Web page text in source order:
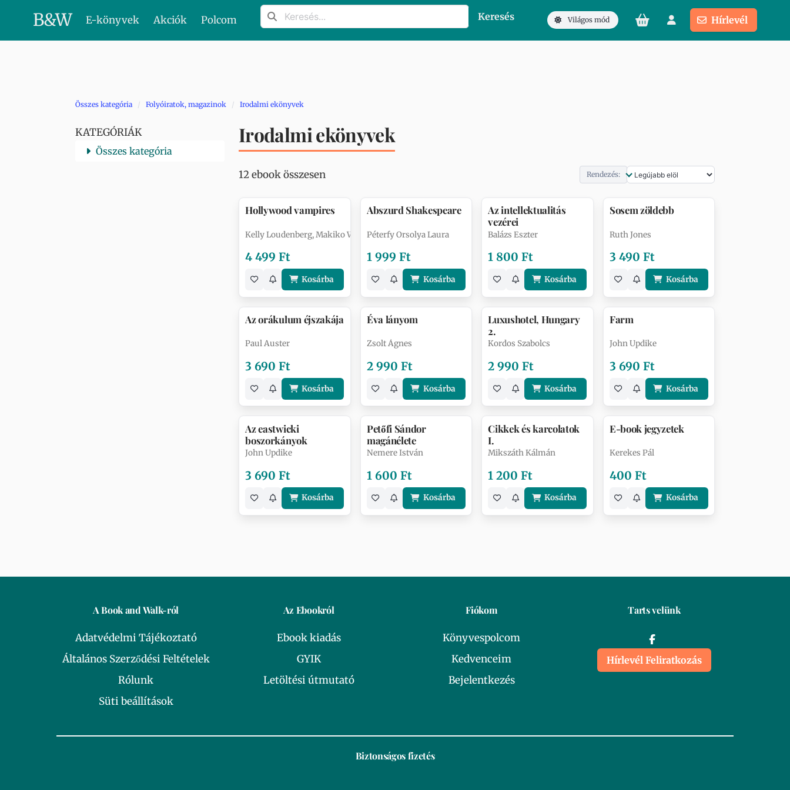
B&W E-könyvek Akciók Polcom Keresés Világos mód Hírlevél
Összes kategória Folyóiratok, magazinok Irodalmi ekönyvek
KATEGÓRIÁK
Összes kategória
Irodalmi ekönyvek
12 ebook összesen Rendezés:
Hollywood vampires
Kelly Loudenberg, Makiko Wholey
4 499 Ft
Kosárba
Abszurd Shakespeare
Péterfy Orsolya Laura
1 999 Ft
Kosárba
Az intellektualitás
vezérei
Balázs Eszter
1 800 Ft
Kosárba
Sosem zöldebb
Ruth Jones
3 490 Ft
Kosárba
Az orákulum éjszakája
Paul Auster
3 690 Ft
Kosárba
Éva lányom
Zsolt Ágnes
2 990 Ft
Kosárba
Luxushotel, Hungary
2.
Kordos Szabolcs
2 990 Ft
Kosárba
Farm
John Updike
3 690 Ft
Kosárba
Az eastwicki
boszorkányok
John Updike
3 690 Ft
Kosárba
Petőfi Sándor
magánélete
Nemere István
1 600 Ft
Kosárba
Cikkek és karcolatok
I.
Mikszáth Kálmán
1 200 Ft
Kosárba
E-book jegyzetek
Kerekes Pál
400 Ft
Kosárba
A Book and Walk-ról
Adatvédelmi Tájékoztató
Általános Szerződési Feltételek
Rólunk
Süti beállítások
Az Ebookról
Ebook kiadás
GYIK
Letöltési útmutató
Fiókom
Könyvespolcom
Kedvenceim
Bejelentkezés
Tarts velünk
Hírlevél Feliratkozás
Biztonságos fizetés